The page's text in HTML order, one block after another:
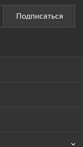
Подписаться